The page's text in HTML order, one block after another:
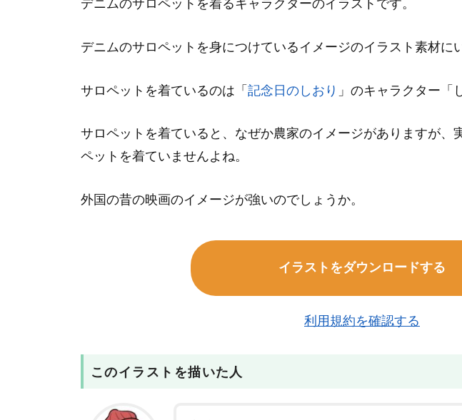
デニムのサロペットを着るキャラクターのイラストです。
デニムのサロペットを身につけているイメージのイラスト素材に
サロペットを着ているのは「 記念日のしおり 」のキャラクター「
サロペットを着ていると、なぜか農家のイメージがありますが、
ペットを着ていませんよね。
外国の昔の映画のイメージが強いのでしょうか。
イラストをダウンロードする
利用規約を確認する
このイラストを描いた人